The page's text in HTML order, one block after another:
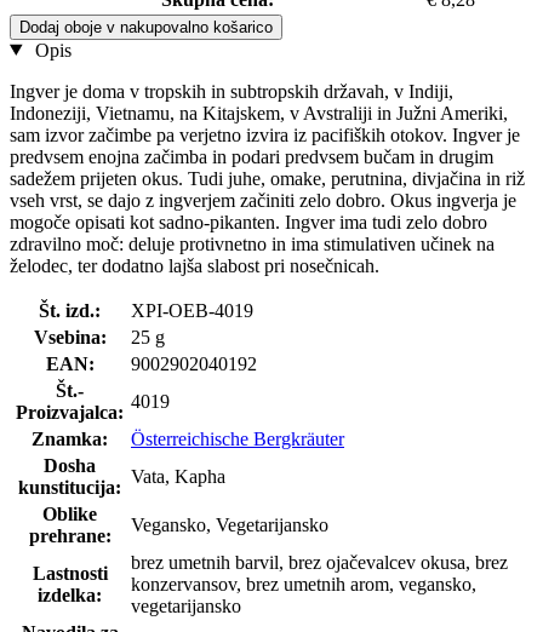
Dodaj oboje v nakupovalno košarico
Opis
Ingver je doma v tropskih in subtropskih državah, v Indiji,
Indoneziji, Vietnamu, na Kitajskem, v Avstraliji in Južni Ameriki,
sam izvor začimbe pa verjetno izvira iz pacifiških otokov. Ingver je
predvsem enojna začimba in podari predvsem bučam in drugim
sadežem prijeten okus. Tudi juhe, omake, perutnina, divjačina in riž
vseh vrst, se dajo z ingverjem začiniti zelo dobro. Okus ingverja je
mogoče opisati kot sadno-pikanten. Ingver ima tudi zelo dobro
zdravilno moč: deluje protivnetno in ima stimulativen učinek na
želodec, ter dodatno lajša slabost pri nosečnicah.
Št. izd.:
XPI-OEB-4019
Vsebina:
25 g
EAN:
9002902040192
Št.-
Proizvajalca:
4019
Znamka:
Österreichische Bergkräuter
Dosha
kunstitucija:
Vata, Kapha
Oblike
prehrane:
Vegansko, Vegetarijansko
Lastnosti
izdelka:
brez umetnih barvil, brez ojačevalcev okusa, brez
konzervansov, brez umetnih arom, vegansko,
vegetarijansko